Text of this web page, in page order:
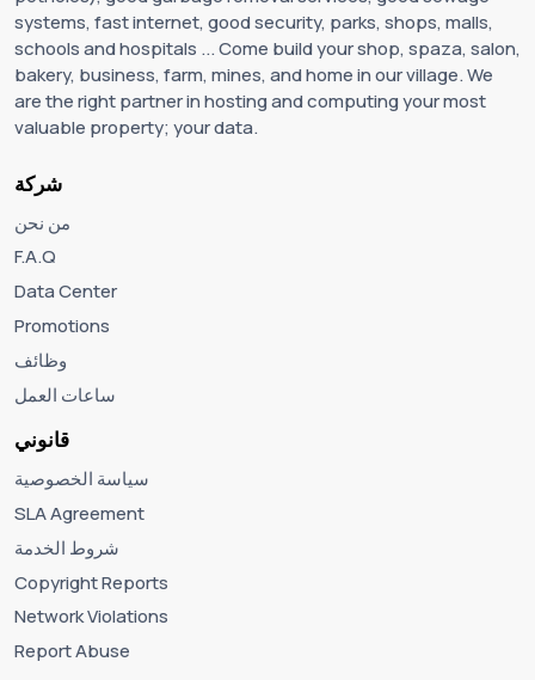
systems, fast internet, good security, parks, shops, malls,
schools and hospitals ... Come build your shop, spaza, salon,
bakery, business, farm, mines, and home in our village. We
are the right partner in hosting and computing your most
valuable property; your data.
شركة
من نحن
F.A.Q
Data Center
Promotions
وظائف
ساعات العمل
قانوني
سياسة الخصوصية
SLA Agreement
شروط الخدمة
Copyright Reports
Network Violations
Report Abuse